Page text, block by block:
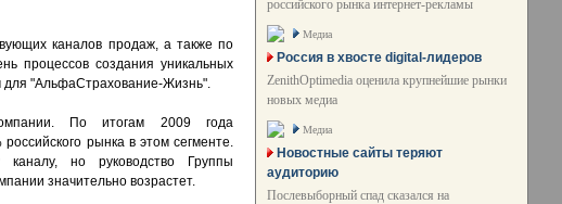
каналов продаж, а также по
процессов создания уникальных
для "АльфаСтрахование-Жизнь".
По итогам 2009 года
рынка в этом сегменте.
каналу, но руководство Группы
значительно возрастет.
российского рынка интернет-рекламы
Медиа
Россия в хвосте digital-лидеров
ZenithOptimedia оценила крупнейшие рынки
новых медиа
Медиа
Новостные сайты теряют
аудиторию
Послевыборный спад сказался на